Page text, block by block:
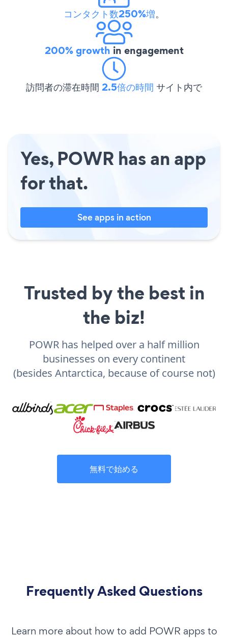
コンタクト数250%増。
200% growth in engagement
訪問者の滞在時間 2.5倍の時間 サイト内で
Yes, POWR has an app
for that.
See apps in action
Trusted by the best in
the biz!
POWR has helped over a half million
businesses on every continent
(besides Antarctica, because of course not)
無料で始める
Frequently Asked Questions
Learn more about how to add POWR apps to